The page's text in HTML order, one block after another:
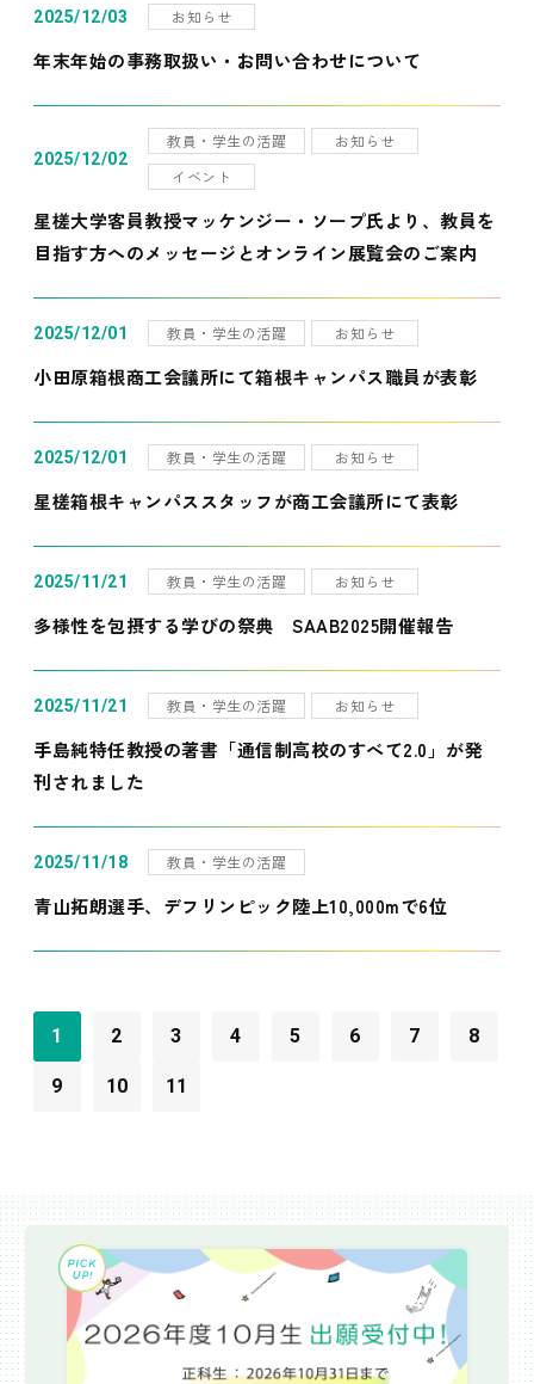
2025/12/03 お知らせ
年末年始の事務取扱い・お問い合わせについて
2025/12/02
教員・学生の活躍
お知らせ
イベント
星槎大学客員教授マッケンジー・ソープ氏より、教員を
目指す方へのメッセージとオンライン展覧会のご案内
2025/12/01 教員・学生の活躍 お知らせ
小田原箱根商工会議所にて箱根キャンパス職員が表彰
2025/12/01 教員・学生の活躍 お知らせ
星槎箱根キャンパススタッフが商工会議所にて表彰
2025/11/21 教員・学生の活躍 お知らせ
多様性を包摂する学びの祭典 SAAB2025開催報告
2025/11/21 教員・学生の活躍 お知らせ
手島純特任教授の著書「通信制高校のすべて2.0」が発
刊されました
2025/11/18 教員・学生の活躍
青山拓朗選手、デフリンピック陸上10,000mで6位
1 2 3 4 5 6 7 8
9 10 11